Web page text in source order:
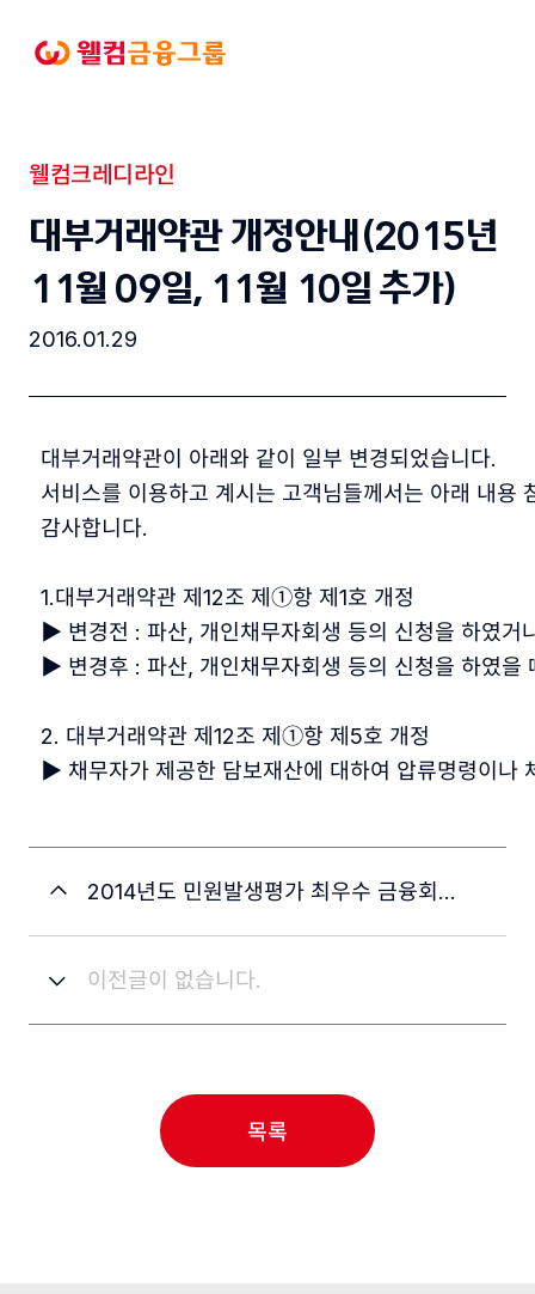
바로가기
공지사항
웰컴크레디라인
대부거래약관 개정안내(2015년
11월 09일, 11월 10일 추가)
2016.01.29
  대부거래약관이 아래와 같이 일부 변경되었습니다.
서비스를 이용하고 계시는 고객님들께서는 아래 내용
  감사합니다.
  1.대부거래약관 제12조 제①항 제1호 개정
▶ 변경전 : 파산, 개인채무자회생 등의 신청을 하였
▶ 변경후 : 파산, 개인채무자회생 등의 신청을 하였
  2. 대부거래약관 제12조 제①항 제5호 개정
▶ 채무자가 제공한 담보재산에 대하여 압류명령이나
2014년도 민원발생평가 최우수 금융회사(1등급) 수상 안내
이전글이 없습니다.
목록